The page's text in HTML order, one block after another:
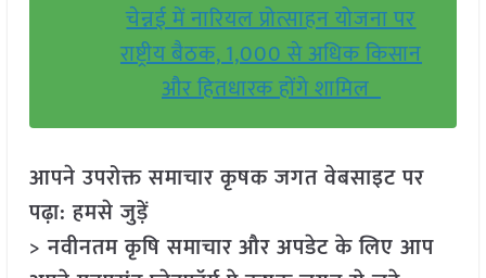
चेन्नई में नारियल प्रोत्साहन योजना पर
राष्ट्रीय बैठक, 1,000 से अधिक किसान
और हितधारक होंगे शामिल
आपने उपरोक्त समाचार कृषक जगत वेबसाइट पर
पढ़ा: हमसे जुड़ें
> नवीनतम कृषि समाचार और अपडेट के लिए आप